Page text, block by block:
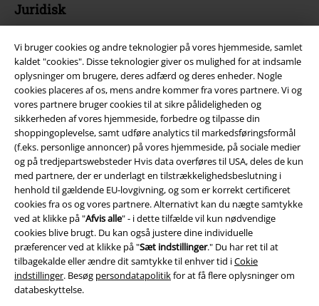
Vi bruger cookies og andre teknologier på vores hjemmeside, samlet
kaldet "cookies". Disse teknologier giver os mulighed for at indsamle
oplysninger om brugere, deres adfærd og deres enheder. Nogle
cookies placeres af os, mens andre kommer fra vores partnere. Vi og
vores partnere bruger cookies til at sikre pålideligheden og
sikkerheden af ​​vores hjemmeside, forbedre og tilpasse din
shoppingoplevelse, samt udføre analytics til markedsføringsformål
(f.eks. personlige annoncer) på vores hjemmeside, på sociale medier
og på tredjepartswebsteder Hvis data overføres til USA, deles de kun
med partnere, der er underlagt en tilstrækkelighedsbeslutning i
henhold til gældende EU-lovgivning, og som er korrekt certificeret
cookies fra os og vores partnere. Alternativt kan du nægte samtykke
ved at klikke på "Afvis alle" - i dette tilfælde vil kun nødvendige
cookies blive brugt. Du kan også justere dine individuelle
præferencer ved at klikke på "Sæt indstillinger." Du har ret til at
tilbagekalde eller ændre dit samtykke til enhver tid iCokie
indstillinger. Besøg persondatapolitikfor at få flere oplysninger om
databeskyttelse.
Juridisk
Om EMP Danmark
Persondatapolitik
Bortskaffelse af affald og miljøbeskyttelse
Overensstemmelseserklæring
Oplysninger om tilgængelighed
Cokie indstillinger
Bekræft annullering
Alle priser er inkl. moms. Oplyst leveringstid er et estimat og ikke